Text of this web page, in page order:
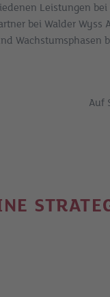
Leistungen
bei Walder
Wachstumsphasen
Auf